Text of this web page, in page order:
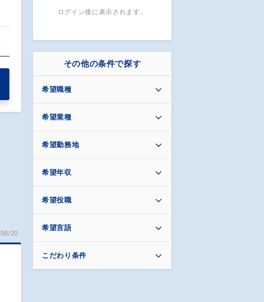
20
ログイン後に表示されます。
その他の条件で探す
希望職種
希望業種
希望勤務地
希望年収
希望役職
希望言語
こだわり条件